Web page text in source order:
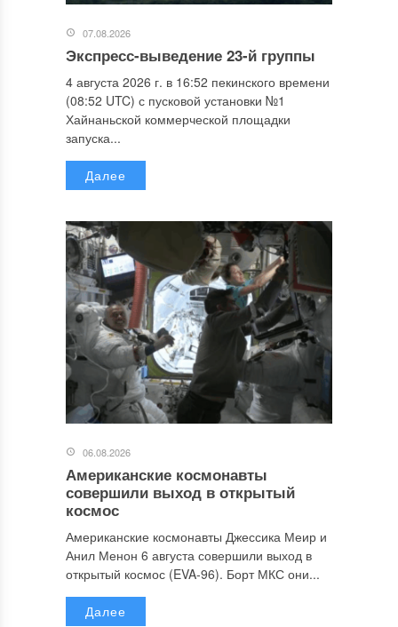
07.08.2026
Экспресс-выведение 23-й группы
4 августа 2026 г. в 16:52 пекинского времени
(08:52 UTC) с пусковой установки №1
Хайнаньской коммерческой площадки
запуска...
Далее
06.08.2026
Американские космонавты
совершили выход в открытый
космос
Американские космонавты Джессика Меир и
Анил Менон 6 августа совершили выход в
открытый космос (EVA-96). Борт МКС они...
Далее